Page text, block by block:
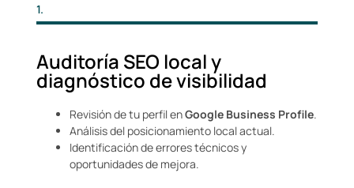
1.
Auditoría SEO local y
diagnóstico de visibilidad
Revisión de tu perfil enGoogle Business Profile.
Análisis del posicionamiento local actual.
Identificación de errores técnicos y
oportunidades de mejora.